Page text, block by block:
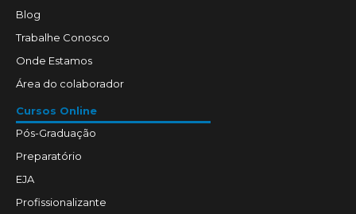
Blog
Trabalhe Conosco
Onde Estamos
Área do colaborador
Cursos Online
Pós-Graduação
Preparatório
EJA
Profissionalizante